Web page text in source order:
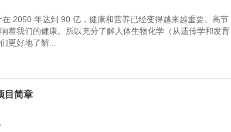
2050 年达到 90 亿，健康和营养已经变得越来越重要。高节
着我们的健康。所以充分了解人体生物化学（从遗传学和发育
更好地了解...
目简章